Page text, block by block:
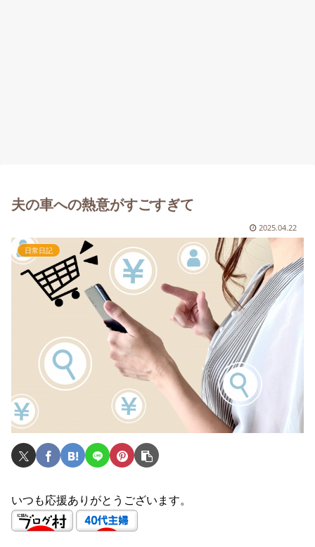
夫の車への熱意がすごすぎて
2025.04.22
日常日記
いつも応援ありがとうございます。